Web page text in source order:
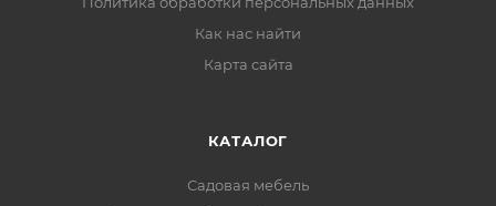
Как нас найти
Карта сайта
КАТАЛОГ
Садовая мебель